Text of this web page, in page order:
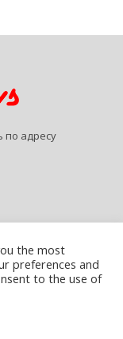
по адресу
the most
preferences and
to the use of